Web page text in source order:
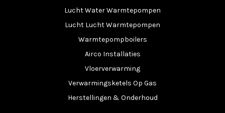
Lucht Water Warmtepompen
Lucht Lucht Warmtepompen
Warmtepompboilers
Airco Installaties
Vloerverwarming
Verwarmingsketels Op Gas
Herstellingen & Onderhoud